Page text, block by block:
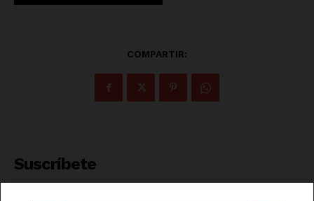
COMPARTIR:
Suscríbete